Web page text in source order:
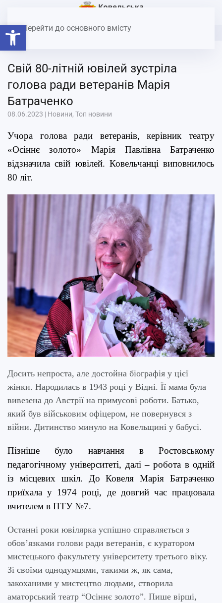
Відкрити Панель інструментів
Перейти до основного вмісту
ради ветеранів Марія Батраченко
Свій 80-літній ювілей зустріла
голова ради ветеранів Марія
Батраченко
08.06.2023 | Новини, Топ новини
Учора голова ради ветеранів, керівник театру
«Осіннє золото» Марія Павлівна Батраченко
відзначила свій ювілей. Ковельчанці виповнилось
80 літ.
Досить непроста, але достойна біографія у цієї
жінки. Народилась в 1943 році у Відні. Її мама була
вивезена до Австрії на примусові роботи. Батько,
який був військовим офіцером, не повернувся з
війни. Дитинство минуло на Ковельщині у бабусі.
Пізніше було навчання в Ростовському
педагогічному університеті, далі – робота в одній
із місцевих шкіл. До Ковеля Марія Батраченко
приїхала у 1974 році, де довгий час працювала
вчителем в ПТУ №7.
Останні роки ювілярка успішно справляється з
обов’язками голови ради ветеранів, є куратором
мистецького факультету університету третього віку.
Зі своїми однодумцями, такими ж, як сама,
закоханими у мистецтво людьми, створила
аматорський театр “Осіннє золото”. Пише вірші,